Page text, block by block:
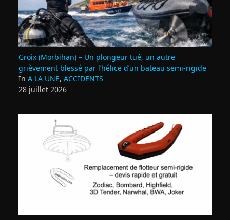
Groix (Morbihan) – Un plongeur tué, un autre
grièvement blessé par l’hélice d’un bateau semi-rigide
In A LA UNE, ACCIDENTS
28 juillet 2026